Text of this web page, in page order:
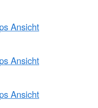
Ansicht
Ansicht
Ansicht